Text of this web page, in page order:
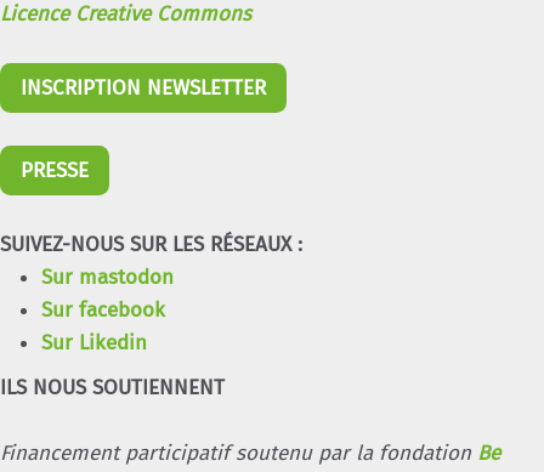
Licence Creative Commons
INSCRIPTION NEWSLETTER
PRESSE
SUIVEZ-NOUS SUR LES RÉSEAUX :
Sur mastodon
Sur facebook
Sur Likedin
ILS NOUS SOUTIENNENT
Financement participatif soutenu par la fondation Be